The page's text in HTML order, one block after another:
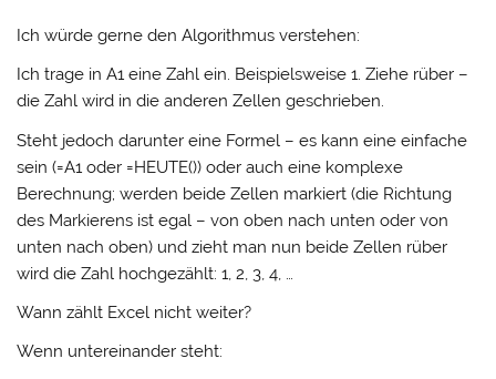
Ich würde gerne den Algorithmus verstehen:
Ich trage in A1 eine Zahl ein. Beispielsweise 1. Ziehe rüber –
die Zahl wird in die anderen Zellen geschrieben.
Steht jedoch darunter eine Formel – es kann eine einfache
sein (=A1 oder =HEUTE()) oder auch eine komplexe
Berechnung; werden beide Zellen markiert (die Richtung
des Markierens ist egal – von oben nach unten oder von
unten nach oben) und zieht man nun beide Zellen rüber
wird die Zahl hochgezählt: 1, 2, 3, 4, …
Wann zählt Excel nicht weiter?
Wenn untereinander steht: